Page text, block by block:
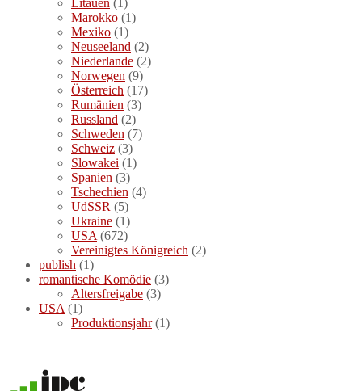
Litauen (1)
Marokko (1)
Mexiko (1)
Neuseeland (2)
Niederlande (2)
Norwegen (9)
Österreich (17)
Rumänien (3)
Russland (2)
Schweden (7)
Schweiz (3)
Slowakei (1)
Spanien (3)
Tschechien (4)
UdSSR (5)
Ukraine (1)
USA (672)
Vereinigtes Königreich (2)
publish (1)
romantische Komödie (3)
Altersfreigabe (3)
USA (1)
Produktionsjahr(1)